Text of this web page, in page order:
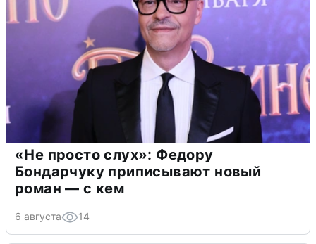
«Не просто слух»: Федору
Бондарчуку приписывают новый
роман — с кем
6 августа 14